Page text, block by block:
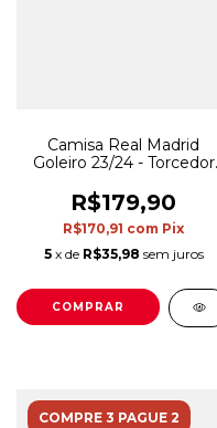
Camisa Real Madrid
Goleiro 23/24 - Torcedor
R$179,90
R$170,91 com Pix
5 x de R$35,98 sem juros
COMPRAR
COMPRE 3 PAGUE 2